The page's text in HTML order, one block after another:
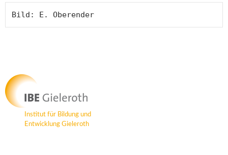
Bild: E. Oberender
Institut für Bildung und
Entwicklung Gieleroth